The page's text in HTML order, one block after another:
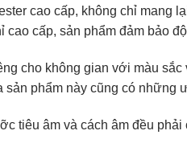
cao cấp, không chỉ mang
cấp, sản phẩm đảm bảo
cho không gian với màu
phẩm này cũng có những